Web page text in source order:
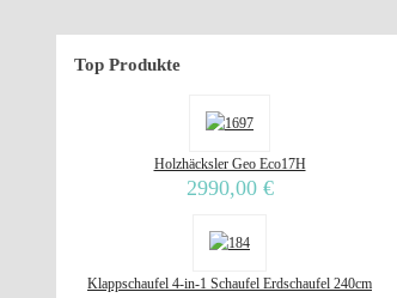
Top Produkte
Holzhäcksler Geo Eco17H
2990,00 €
Klappschaufel 4-in-1 Schaufel Erdschaufel 240cm